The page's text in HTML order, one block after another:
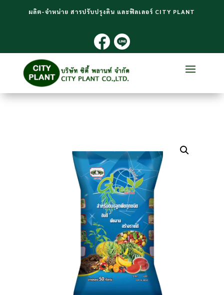
ผลิต-จำหน่าย สารปรับปรุงดิน และฟิลเลอร์ CITY PLANT